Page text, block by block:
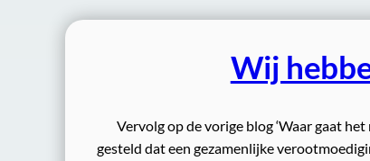
Wij
Vervolg op de vorige blog ‘Waar gaat
gesteld dat een gezamenlijke